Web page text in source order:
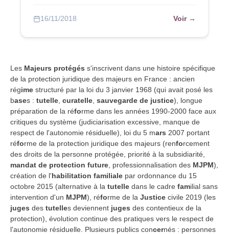
16/11/2018 Voir →
Les Majeurs protégés s'inscrivent dans une histoire spécifique
de la protection juridique des majeurs en France : ancien
régime structuré par la loi du 3 janvier 1968 (qui avait posé les
bases : tutelle curatelle sauvegarde de justice), longue
préparation de la réforme dans les années 1990-2000 face aux
critiques du système (judiciarisation excessive, manque de
respect de l'autonomie résiduelle), loi du 5 mars 2007 portant
réforme de la protection juridique des majeurs (renforcement
des droits de la personne protégée, priorité à la subsidiarité,
mandat de protection future , professionnalisation des MJPM),
création de l'habilitation familiale par ordonnance du 15
octobre 2015 (alternative à la tutelle dans le cadre familial sans
intervention d'un MJPM), réforme de la Justice civile 2019 (les
juges des tutelles deviennent juges des contentieux de la
protection), évolution continue des pratiques vers le respect de
l'autonomie résiduelle. Plusieurs publics concernés : personnes